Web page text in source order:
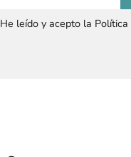
He leído y acepto la